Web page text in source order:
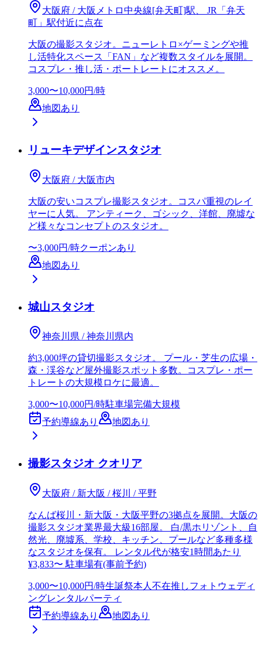
大阪府 / 大阪メトロ中央線[弁天町]駅、 JR「弁天
町」駅付近に点在
大阪の撮影スタジオ。ニューレトロ×ゲーミングや推
し活特化スペース「FAN」など複数スタイルを展開。
コスプレ・推し活・ポートレートにオススメ。
3,000〜10,000円/時
地図あり
リューキデザインスタジオ
大阪府 / 大阪市内
大阪の安いコスプレ撮影スタジオ。コスパ重視のレイ
ヤーに人気。 アンティーク、ゴシック、洋館、廃墟な
ど様々なコンセプトのスタジオ。
〜3,000円/時クーポンあり
地図あり
城山スタジオ
神奈川県 / 神奈川県内
約3,000坪の貸切撮影スタジオ。 プール・芝生の広場・
森・渓谷など屋外撮影スポット多数。コスプレ・ポー
トレートの大規模ロケに最適。
3,000〜10,000円/時駐車場完備大規模
予約導線あり
地図あり
撮影スタジオ クオリア
大阪府 / 新大阪 / 桜川 / 平野
なんば桜川・新大阪・大阪平野の3拠点を展開。大阪の
撮影スタジオ業界最大級16部屋。 白/黒ホリゾント、自
然光、廃墟系、学校、キッチン、プールなど多種多様
なスタジオを保有。 レンタル代が格安1時間あたり
¥3,833〜 駐車場有(事前予約)
3,000〜10,000円/時生誕祭本人不在推しフォトウェディ
ングレンタルパーティ
予約導線あり
地図あり